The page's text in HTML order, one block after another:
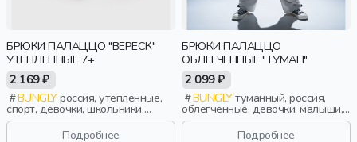
БРЮКИ ПАЛАЦЦО "ВЕРЕСК"
УТЕПЛЕННЫЕ 7+
2 169 ₽
BUNGLYроссия, утепленные,
спорт, девочки, школьники,
подростки, дети
Подробнее
БРЮКИ ПАЛАЦЦО
ОБЛЕГЧЕННЫЕ "ТУМАН"
2 099 ₽
BUNGLYтуманный, россия,
облегченные, девочки, малыши,
дошкольники, дети
Подробнее